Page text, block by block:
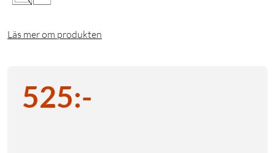
Läs mer om produkten
525:-